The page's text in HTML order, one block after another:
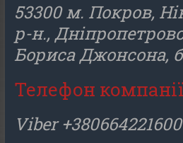
53300 м. Покров,
р-н.,
Бориса Джонсона,
Телефон компанії
Viber +380664221600